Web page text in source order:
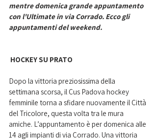
mentre domenica grande appuntamento
con l'Ultimate in via Corrado. Ecco gli
appuntamenti del weekend.
HOCKEY SU PRATO
Dopo la vittoria preziosissima della
settimana scorsa, il Cus Padova hockey
femminile torna a sfidare nuovamente il Città
del Tricolore, questa volta tra le mura
amiche. L’appuntamento è per domenica alle
14 agli impianti di via Corrado. Una vittoria